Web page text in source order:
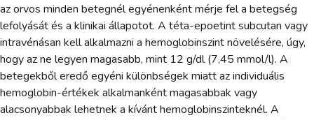
az orvos minden betegnél egyénenként mérje fel a betegség
lefolyását és a klinikai állapotot. A téta-epoetint subcutan vagy
intravénásan kell alkalmazni a hemoglobinszint növelésére, úgy,
hogy az ne legyen magasabb, mint 12 g/dl (7,45 mmol/l). A
betegekből eredő egyéni különbségek miatt az individuális
hemoglobin-értékek alkalmanként magasabbak vagy
alacsonyabbak lehetnek a kívánt hemoglobinszinteknél. A